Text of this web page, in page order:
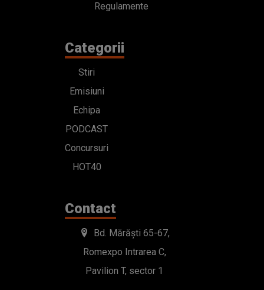
Regulamente
Categorii
Stiri
Emisiuni
Echipa
PODCAST
Concursuri
HOT40
Contact
Bd. Mărăști 65-67,
Romexpo Intrarea C,
Pavilion T, sector 1